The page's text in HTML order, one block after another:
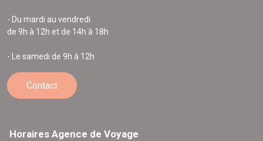
- Du mardi au vendredi
de 9h à 12h et de 14h à 18h
- Le samedi de 9h à 12h
Contact
Horaires Agence de Voyage